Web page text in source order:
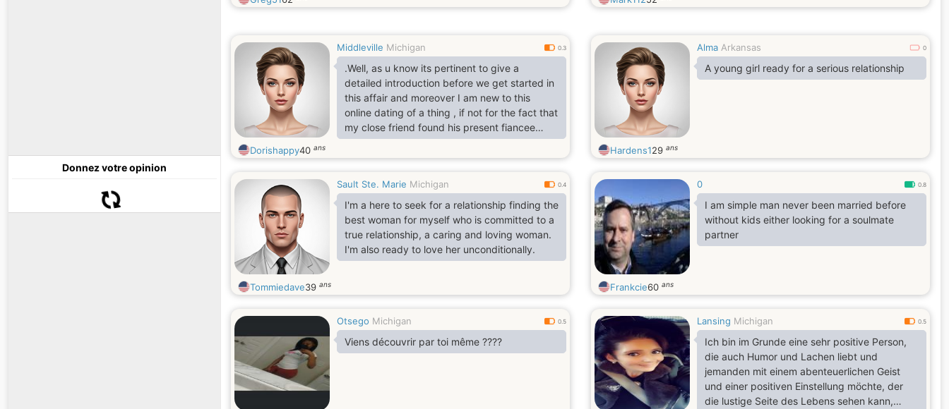
Donnez votre opinion
Middleville Michigan 0.3
.Well, as u know its pertinent to give a
detailed introduction before we get started in
this affair and moreover I am new to this
online dating of a thing , if not for the fact that
my close friend found his present fiancee
from this site hence after my break-up I
decided to come on here to see if I would
Dorishappy40 ans
Alma Arkansas 0
A young girl ready for a serious relationship
Hardens129 ans
Sault Ste. Marie Michigan 0.4
I'm a here to seek for a relationship finding the
best woman for myself who is committed to a
true relationship, a caring and loving woman.
I'm also ready to love her unconditionally.
Tommiedave39 ans
0 0.8
I am simple man never been married before
without kids either looking for a soulmate
partner
Frankcie60 ans
Otsego Michigan 0.5
Viens découvrir par toi même ????
Lansing Michigan 0.5
Ich bin im Grunde eine sehr positive Person,
die auch Humor und Lachen liebt und
jemanden mit einem abenteuerlichen Geist
und einer positiven Einstellung möchte, der
die lustige Seite des Lebens sehen kann,